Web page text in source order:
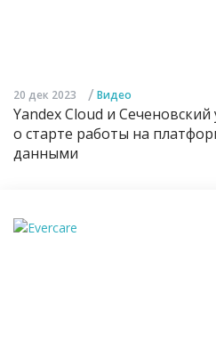
20 дек 2023 / Видео
Yandex Cloud и
о старте работы на
данными